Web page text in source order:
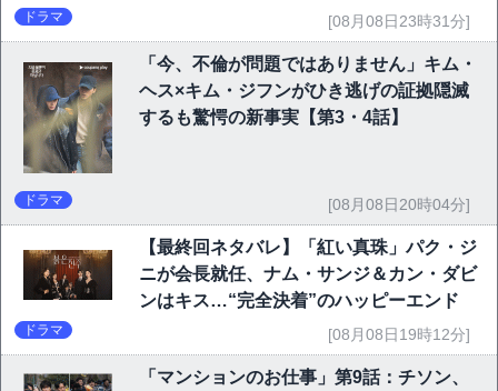
ドラマ [08月08日23時31分]
「今、不倫が問題ではありません」キム・
ヘス×キム・ジフンがひき逃げの証拠隠滅
するも驚愕の新事実【第3・4話】
ドラマ [08月08日20時04分]
【最終回ネタバレ】「紅い真珠」パク・ジ
ニが会長就任、ナム・サンジ＆カン・ダビ
ンはキス…“完全決着”のハッピーエンド
ドラマ [08月08日19時12分]
「マンションのお仕事」第9話：チソン、